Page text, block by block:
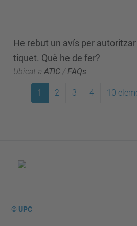
He rebut un avís per
tiquet. Què he de fer?
Ubicat a ATIC /FAQs
1 2 3 4 10
© UPC